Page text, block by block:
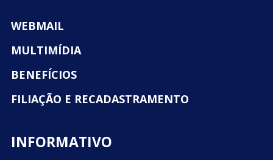
WEBMAIL
MULTIMÍDIA
BENEFÍCIOS
FILIAÇÃO E RECADASTRAMENTO
INFORMATIVO